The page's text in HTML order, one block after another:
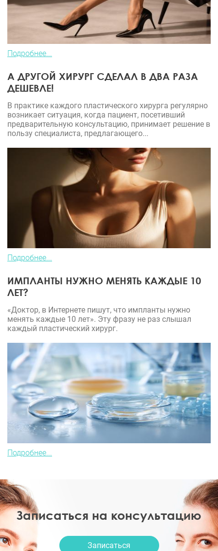
Подробнее...
А ДРУГОЙ ХИРУРГ СДЕЛАЛ В ДВА РАЗА
ДЕШЕВЛЕ!
В практике каждого пластического хирурга регулярно
возникает ситуация, когда пациент, посетивший
предварительную консультацию, принимает решение в
пользу специалиста, предлагающего...
Подробнее...
ИМПЛАНТЫ НУЖНО МЕНЯТЬ КАЖДЫЕ 10
ЛЕТ?
«Доктор, в Интернете пишут, что импланты нужно
менять каждые 10 лет». Эту фразу не раз слышал
каждый пластический хирург.
Подробнее...
Записаться на консультацию
Записаться